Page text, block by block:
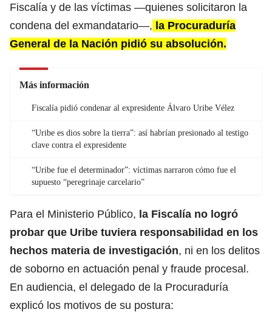
Fiscalía y de las víctimas —quienes solicitaron la
condena del exmandatario—, la Procuraduría
General de la Nación pidió su absolución.
Más información
Fiscalía pidió condenar al expresidente Álvaro Uribe Vélez
“Uribe es dios sobre la tierra”: así habrían presionado al testigo
clave contra el expresidente
“Uribe fue el determinador”: víctimas narraron cómo fue el
supuesto “peregrinaje carcelario”
Para el Ministerio Público, la Fiscalía no logró
probar que Uribe tuviera responsabilidad en los
hechos materia de investigación, ni en los delitos
de soborno en actuación penal y fraude procesal.
En audiencia, el delegado de la Procuraduría
explicó los motivos de su postura: